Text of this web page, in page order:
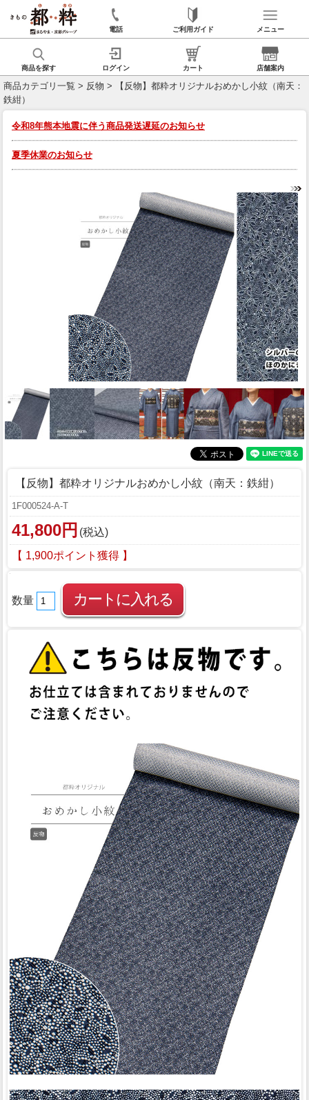
電話 ご利用ガイド メニュー
商品を探す ログイン カート 店舗案内
商品カテゴリ一覧 > 反物 > 【反物】都粋オリジナルおめかし小紋（南天：
鉄紺）
令和8年熊本地震に伴う商品発送遅延のお知らせ
夏季休業のお知らせ
【反物】都粋オリジナルおめかし小紋（南天：鉄紺）
1F000524-A-T
41,800円 (税込)
【 1,900ポイント獲得 】
数量